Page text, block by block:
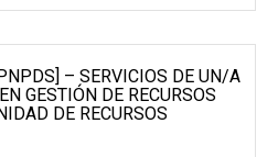
– SERVICIOS DE UN/A
GESTIÓN DE RECURSOS
DE RECURSOS